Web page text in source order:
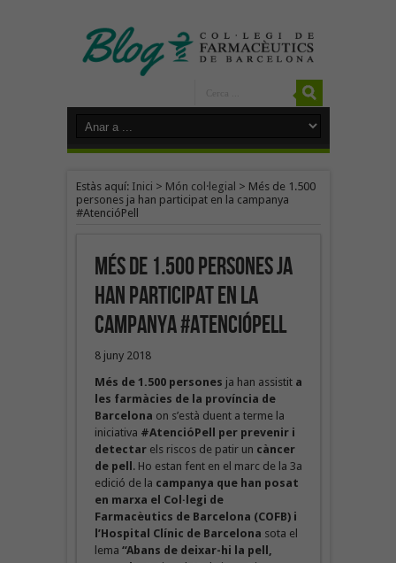
Estàs aquí: Inici > Món col·legial > Més de 1.500
persones ja han participat en la campanya
#AtencióPell
Més de 1.500 persones ja
han participat en la
campanya #AtencióPell
8 juny 2018
Més de 1.500 persones ja han assistit a
les farmàcies de la província de
Barcelona on s’està duent a terme la
iniciativa #AtencióPell per prevenir i
detectar els riscos de patir un càncer
de pell . Ho estan fent en el marc de la 3a
edició de la campanya que han posat
en marxa el Col·legi de
Farmacèutics de Barcelona (COFB) i
l’Hospital Clínic de Barcelona sota el
lema “Abans de deixar-hi la pell,